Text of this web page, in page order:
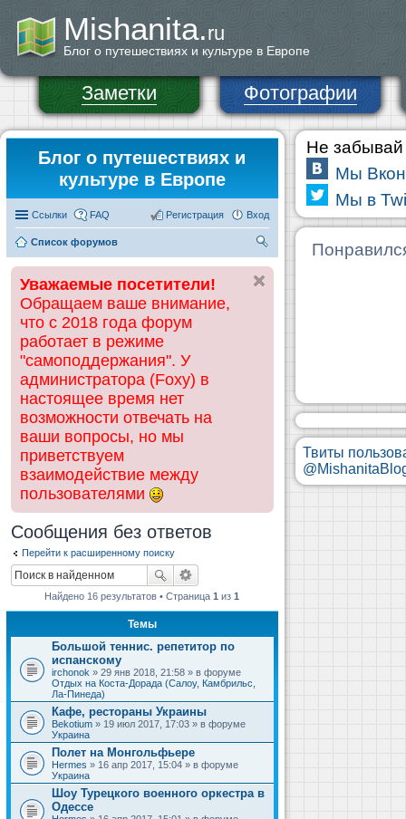
Mishanita.ru
Блог о путешествиях и культуре в Европе
Заметки Фотографии
Блог о путешествиях и
культуре в Европе
Ссылки FAQ Вход
Регистрация
Список форумов
ск
Уважаемые посетители!
Обращаем ваше внимание,
что с 2018 года форум
работает в режиме
"самоподдержания". У
администратора (Foxy) в
настоящее время нет
возможности отвечать на
ваши вопросы, но мы
приветствуем
взаимодействие между
пользователями
Сообщения без ответов
Перейти к расширенному поиску
Найдено 16 результатов • Страница1 из1
Темы
Большой теннис. репетитор по
испанскому
irchonok » 29 янв 2018, 21:58 » в форуме
Отдых на Коста-Дорада (Салоу, Камбрильс,
Ла-Пинеда)
Кафе, рестораны Украины
Bekotium » 19 июл 2017, 17:03 » в форуме
Украина
Полет на Монгольфьере
Hermes » 16 апр 2017, 15:04 » в форуме
Украина
Шоу Турецкого военного оркестра в
Одессе
Не забывай
Мы
Мы в
Твиты